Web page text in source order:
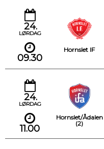
24.
LØRDAG
09.30
Hornslet IF
24.
LØRDAG
11.00
Hornslet/Ådalen
(2)